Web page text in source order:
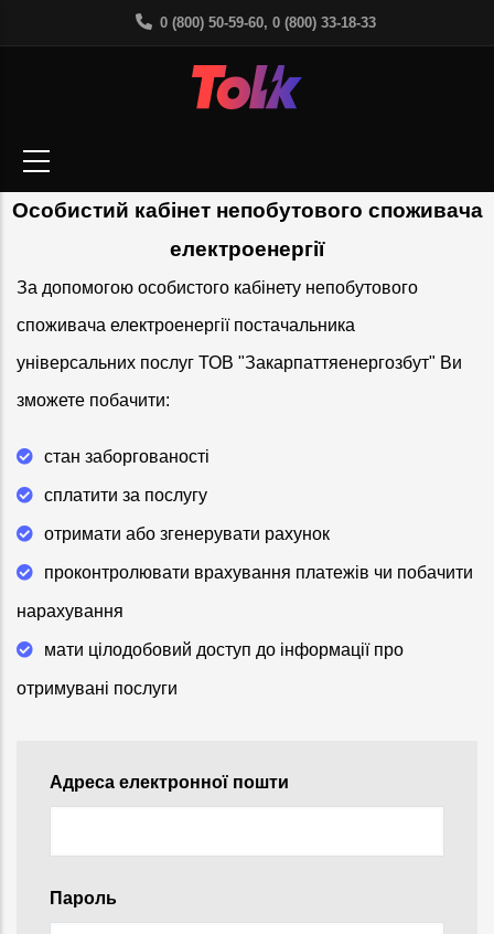
0 (800) 50-59-60, 0 (800) 33-18-33
Особистий кабінет непобутового споживача
електроенергії
За допомогою особистого кабінету непобутового
споживача електроенергії постачальника
універсальних послуг ТОВ "Закарпаттяенергозбут" Ви
зможете побачити:
стан заборгованості
сплатити за послугу
отримати або згенерувати рахунок
проконтролювати врахування платежів чи побачити
нарахування
мати цілодобовий доступ до інформації про
отримувані послуги
Адреса електронної пошти
Пароль